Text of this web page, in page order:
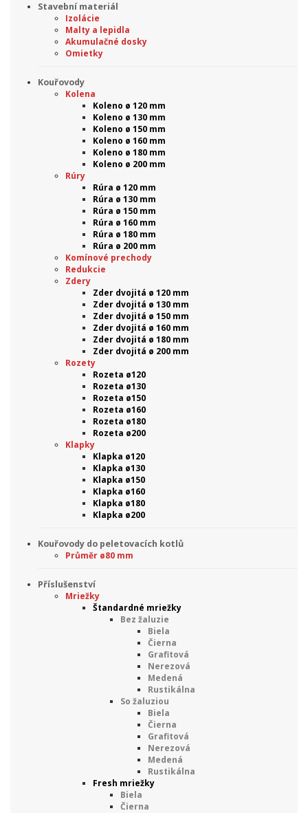
Stavební materiál
Izolácie
Malty a lepidla
Akumulačné dosky
Omietky
Kouřovody
Kolena
Koleno ø 120 mm
Koleno ø 130 mm
Koleno ø 150 mm
Koleno ø 160 mm
Koleno ø 180 mm
Koleno ø 200 mm
Rúry
Rúra ø 120 mm
Rúra ø 130 mm
Rúra ø 150 mm
Rúra ø 160 mm
Rúra ø 180 mm
Rúra ø 200 mm
Komínové prechody
Redukcie
Zdery
Zder dvojitá ø 120 mm
Zder dvojitá ø 130 mm
Zder dvojitá ø 150 mm
Zder dvojitá ø 160 mm
Zder dvojitá ø 180 mm
Zder dvojitá ø 200 mm
Rozety
Rozeta ø120
Rozeta ø130
Rozeta ø150
Rozeta ø160
Rozeta ø180
Rozeta ø200
Klapky
Klapka ø120
Klapka ø130
Klapka ø150
Klapka ø160
Klapka ø180
Klapka ø200
Kouřovody do peletovacích kotlů
Průměr ø80 mm
Příslušenství
Mriežky
Štandardné mriežky
Bez žaluzie
Biela
Čierna
Grafitová
Nerezová
Medená
Rustikálna
So žaluziou
Biela
Čierna
Grafitová
Nerezová
Medená
Rustikálna
Fresh mriežky
Biela
Čierna